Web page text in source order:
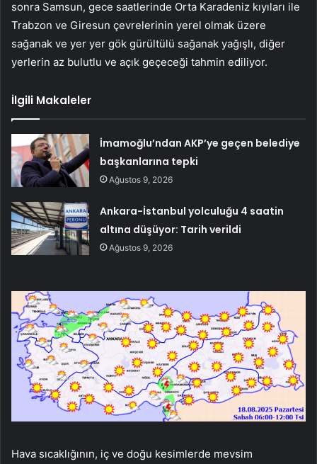
sonra Samsun, gece saatlerinde Orta Karadeniz kıyıları ile
Trabzon ve Giresun çevrelerinin yerel olmak üzere
sağanak ve yer yer gök gürültülü sağanak yağışlı, diğer
yerlerin az bulutlu ve açık geçeceği tahmin ediliyor.
İlgili Makaleler
İmamoğlu’ndan AKP’ye geçen belediye
başkanlarına tepki
Ağustos 9, 2026
Ankara-İstanbul yolculuğu 4 saatin
altına düşüyor: Tarih verildi
Ağustos 9, 2026
Hava sıcaklığının, iç ve doğu kesimlerde mevsim